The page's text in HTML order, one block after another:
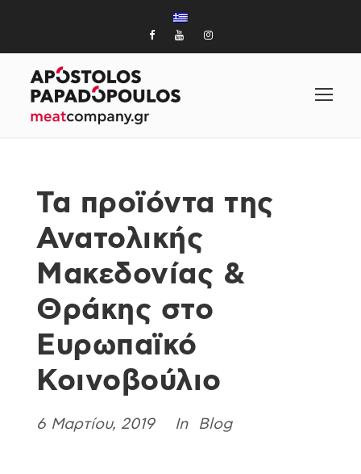
Τα προϊόντα της
Ανατολικής
Μακεδονίας &
Θράκης στο
Ευρωπαϊκό
Κοινοβούλιο
6 Μαρτίου, 2019 In Blog